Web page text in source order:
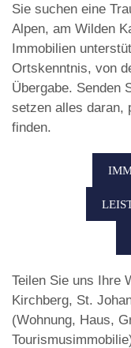
Sie suchen eine
Alpen, am Wilden
Immobilien
Ortskenntnis, von
Übergabe. Senden
setzen alles daran,
finden.
Teilen Sie uns Ihre
Kirchberg, St.
(Wohnung, Haus,